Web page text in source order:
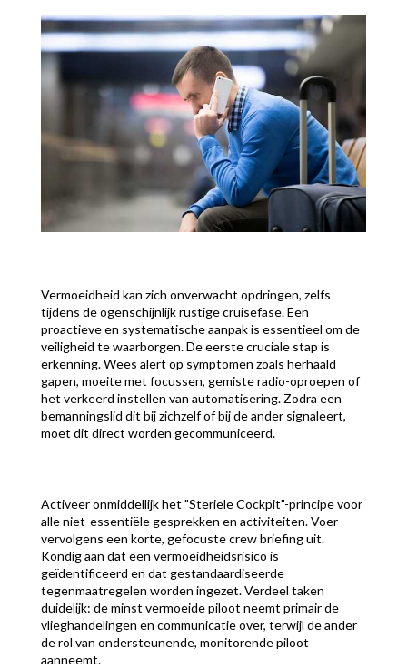
Vermoeidheid kan zich onverwacht opdringen, zelfs
tijdens de ogenschijnlijk rustige cruisefase. Een
proactieve en systematische aanpak is essentieel om de
veiligheid te waarborgen. De eerste cruciale stap is
erkenning. Wees alert op symptomen zoals herhaald
gapen, moeite met focussen, gemiste radio-oproepen of
het verkeerd instellen van automatisering. Zodra een
bemanningslid dit bij zichzelf of bij de ander signaleert,
moet dit direct worden gecommuniceerd.
Activeer onmiddellijk het "Steriele Cockpit"-principe voor
alle niet-essentiële gesprekken en activiteiten. Voer
vervolgens een korte, gefocuste crew briefing uit.
Kondig aan dat een vermoeidheidsrisico is
geïdentificeerd en dat gestandaardiseerde
tegenmaatregelen worden ingezet. Verdeel taken
duidelijk: de minst vermoeide piloot neemt primair de
vlieghandelingen en communicatie over, terwijl de ander
de rol van ondersteunende, monitorende piloot
aanneemt.